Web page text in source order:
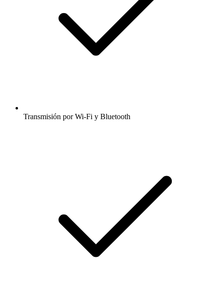
Transmisión por Wi-Fi y Bluetooth